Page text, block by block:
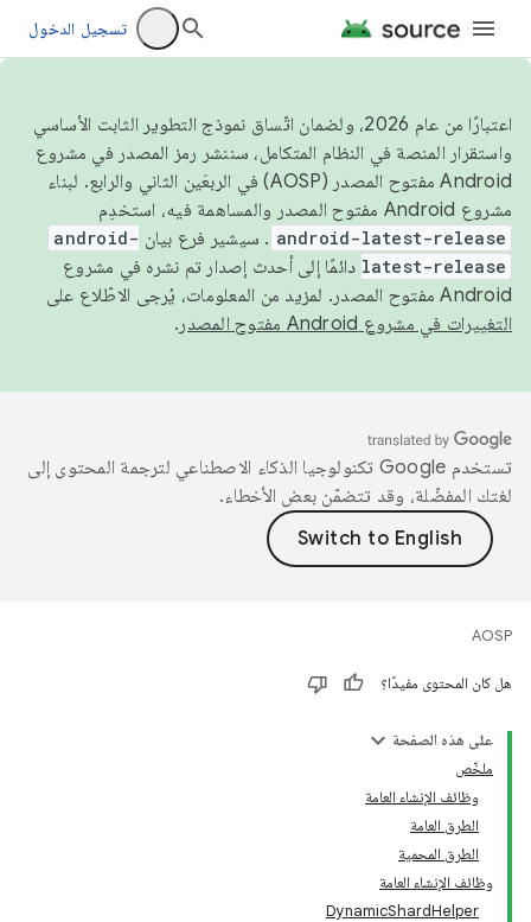
تسجيل الدخول
اعتبارًا من عام 2026، ولضمان اتّساق نموذج التطوير الثابت الأساسي
واستقرار المنصة في النظام المتكامل، سننشر رمز المصدر في مشروع
Android مفتوح المصدر (AOSP) في الربعَين الثاني والرابع. لبناء
مشروع Android مفتوح المصدر والمساهمة فيه، استخدِم
android-latest-release . سيشير فرع بيان android-
latest-release دائمًا إلى أحدث إصدار تم نشره في مشروع
Android مفتوح المصدر. لمزيد من المعلومات، يُرجى الاطّلاع على
التغييرات في مشروع Android مفتوح المصدر
.
تستخدم Google تكنولوجيا الذكاء الاصطناعي لترجمة المحتوى إلى
لغتك المفضّلة، وقد تتضمّن بعض الأخطاء.
AOSP
هل كان المحتوى مفيدًا؟
على هذه الصفحة
ملخّص
وظائف الإنشاء العامة
الطرق العامة
الطرق المحمية
وظائف الإنشاء العامة
DynamicShardHelper